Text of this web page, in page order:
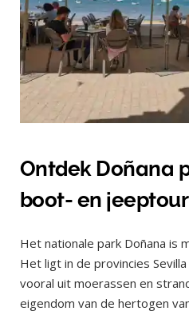
Ontdek Doñana
boot- en jeeptour
Het nationale park Doñana is
Het ligt in de provincies
vooral uit moerassen en
eigendom van de hertogen